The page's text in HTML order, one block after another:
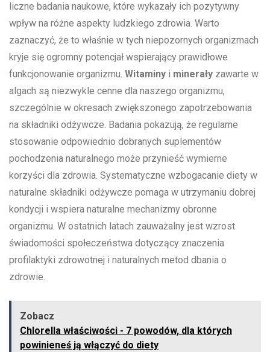
liczne badania naukowe, które wykazały ich pozytywny
wpływ na różne aspekty ludzkiego zdrowia. Warto
zaznaczyć, że to właśnie w tych niepozornych organizmach
kryje się ogromny potencjał wspierający prawidłowe
funkcjonowanie organizmu. Witaminy i minerały zawarte w
algach są niezwykle cenne dla naszego organizmu,
szczególnie w okresach zwiększonego zapotrzebowania
na składniki odżywcze. Badania pokazują, że regularne
stosowanie odpowiednio dobranych suplementów
pochodzenia naturalnego może przynieść wymierne
korzyści dla zdrowia. Systematyczne wzbogacanie diety w
naturalne składniki odżywcze pomaga w utrzymaniu dobrej
kondycji i wspiera naturalne mechanizmy obronne
organizmu. W ostatnich latach zauważalny jest wzrost
świadomości społeczeństwa dotyczący znaczenia
profilaktyki zdrowotnej i naturalnych metod dbania o
zdrowie.
Zobacz
Chlorella właściwości - 7 powodów, dla których
powinieneś ją włączyć do diety